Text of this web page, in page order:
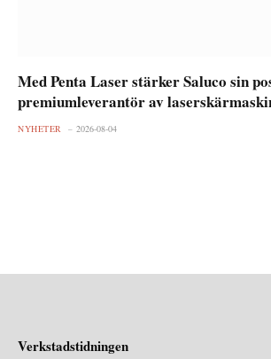
Med Penta Laser stärker Saluco sin
premiumleverantör av
NYHETER 2026-08-04
Verkstadstidningen